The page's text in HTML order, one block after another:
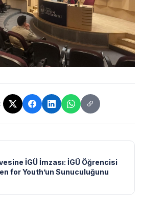
İGÜ İmzası: İGÜ Öğrencisi
for Youth’un Sunuculuğunu